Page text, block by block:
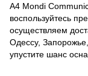
А4 Mondi
воспользуйтесь
осуществляем
Одессу,
упустите шанс